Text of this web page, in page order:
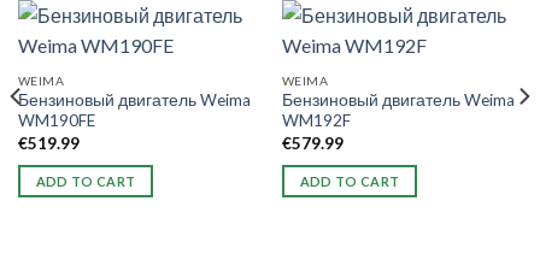
WEIMA
Бензиновый двигатель Weima
WM190FE
€519.99
ADD TO CART
WEIMA
Бензиновый двигатель Weima
WM192F
€579.99
ADD TO CART